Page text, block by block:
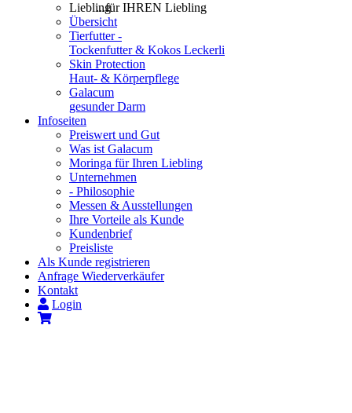
...für IHREN Liebling
Übersicht
Tierfutter -
Tockenfutter & Kokos Leckerli
Skin Protection
Haut- & Körperpflege
Galacum
gesunder Darm
Infoseiten
Preiswert und Gut
Was ist Galacum
Moringa für Ihren Liebling
Unternehmen
- Philosophie
Messen & Ausstellungen
Ihre Vorteile als Kunde
Kundenbrief
Preisliste
Als Kunde registrieren
Anfrage Wiederverkäufer
Kontakt
Login